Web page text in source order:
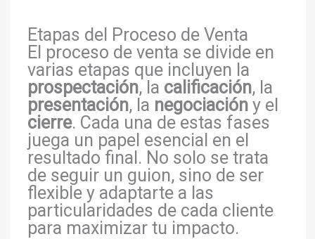
Etapas del Proceso de Venta
El proceso de venta se divide en
varias etapas que incluyen la
prospectación, la calificación, la
presentación, la negociacióny el
cierre. Cada una de estas fases
juega un papel esencial en el
resultado final. No solo se trata
de seguir un guion, sino de ser
flexible y adaptarte a las
particularidades de cada cliente
para maximizar tu impacto.